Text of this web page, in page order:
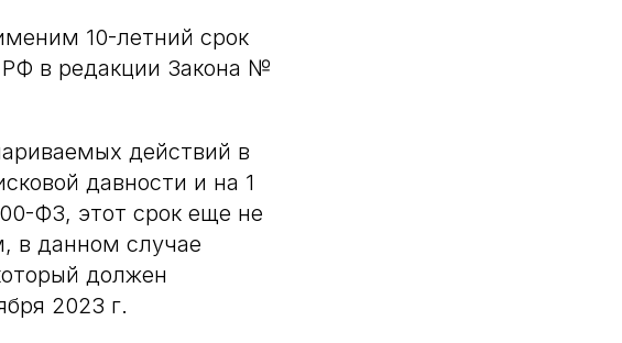
10-летний срок
РФ в редакции Закона №
действий в
давности и на 1
ФЗ, этот срок еще не
в данном случае
должен
2023 г.